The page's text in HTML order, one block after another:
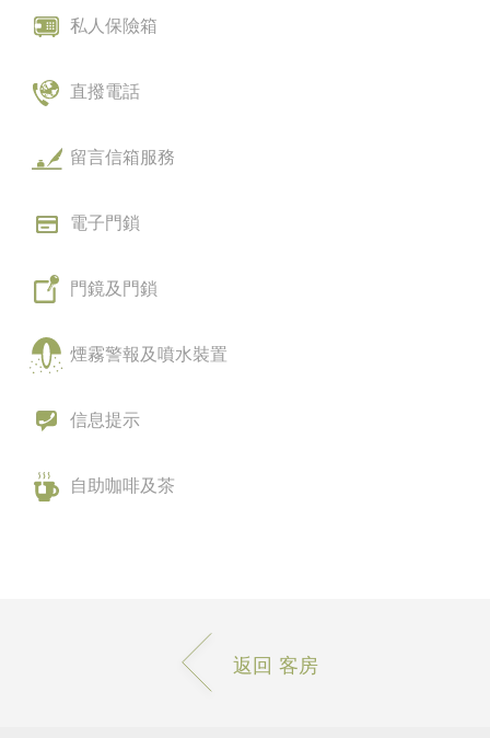
私人保險箱
直撥電話
留言信箱服務
電子門鎖
門鏡及門鎖
煙霧警報及噴水裝置
信息提示
自助咖啡及茶
返回 客房